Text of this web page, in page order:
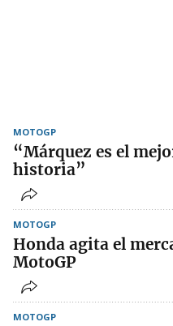
MOTOGP
“Márquez es el
historia”
MOTOGP
Honda agita el
MotoGP
MOTOGP